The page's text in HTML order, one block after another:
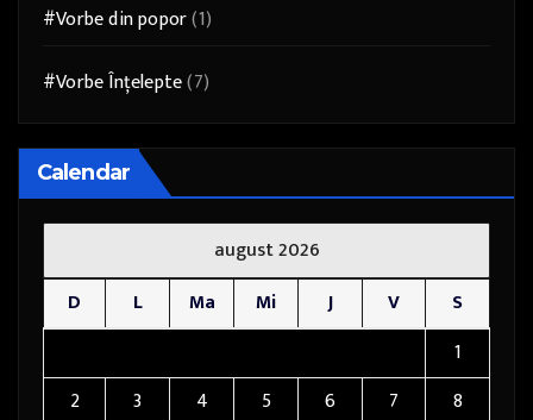
#Vorbe din popor(1)
#Vorbe Înțelepte(7)
Calendar
august 2026
D
L Ma Mi J V
S
1
2
3 4 5 6 7
8